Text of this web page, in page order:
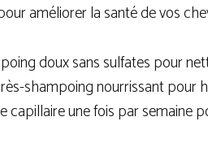
améliorer la santé de vos
doux sans sulfates pour
shampoing nourrissant pour
capillaire une fois par semaine